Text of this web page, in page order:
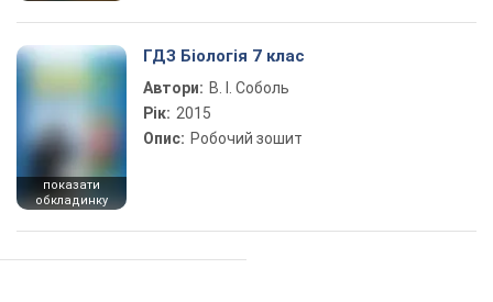
показати
обкладинку
ГДЗ Біологія 7 клас
Автори: В. І. Соболь
Рік: 2015
Опис: Робочий зошит